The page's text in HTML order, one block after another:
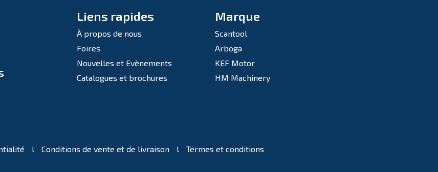
Liens rapides
À propos de nous
Foires
Nouvelles et Evènements
Catalogues et brochures
Marque
Scantool
Arboga
KEF Motor
HM Machinery
l Conditions de vente et de livraison l Termes et conditions